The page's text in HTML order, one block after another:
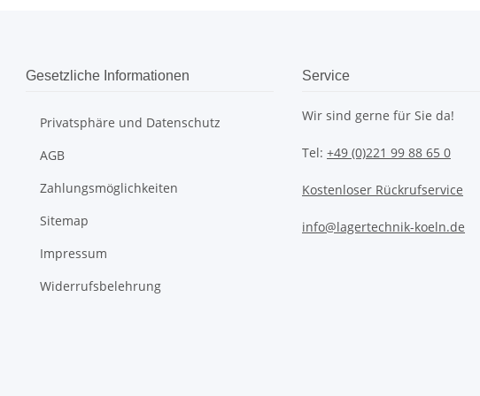
Gesetzliche Informationen
Privatsphäre und Datenschutz
AGB
Zahlungsmöglichkeiten
Sitemap
Impressum
Widerrufsbelehrung
Service
Wir sind gerne für Sie da!
Tel: +49 (0)221 99 88 65 0
Kostenloser Rückrufservice
info@lagertechnik-koeln.de